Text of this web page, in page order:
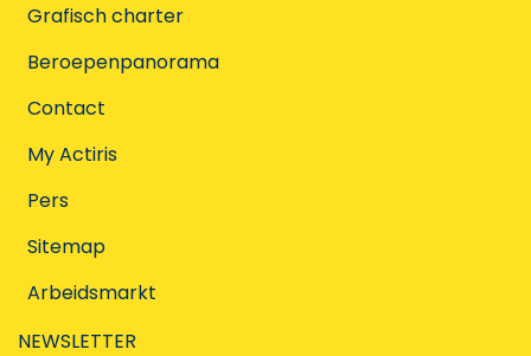
Grafisch charter
Beroepenpanorama
Contact
My Actiris
Pers
Sitemap
Arbeidsmarkt
NEWSLETTER